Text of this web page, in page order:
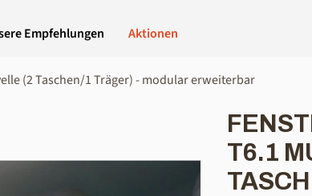
Empfehlungen Aktionen
(2 Taschen/1 Träger) - modular erweiterbar
T6.1